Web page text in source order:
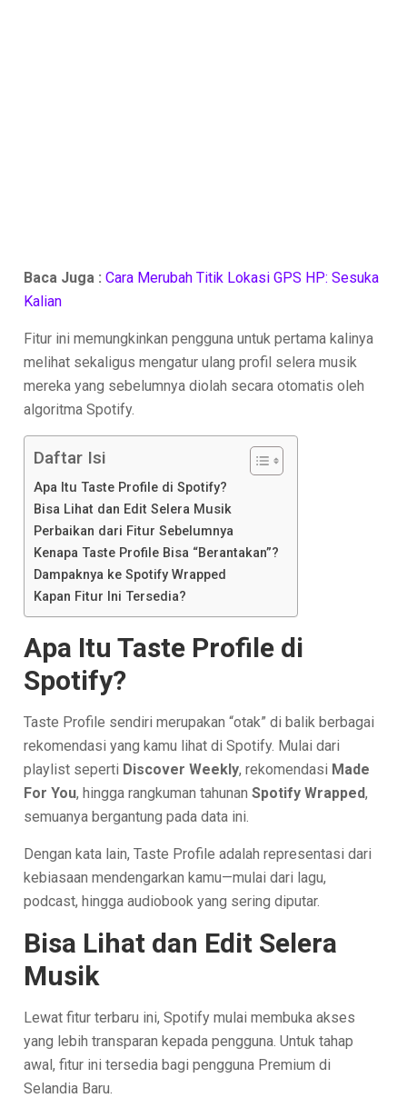
Baca Juga :Cara Merubah Titik Lokasi GPS HP: Sesuka
Kalian
Fitur ini memungkinkan pengguna untuk pertama kalinya
melihat sekaligus mengatur ulang profil selera musik
mereka yang sebelumnya diolah secara otomatis oleh
algoritma Spotify.
Daftar Isi
Apa Itu Taste Profile di Spotify?
Bisa Lihat dan Edit Selera Musik
Perbaikan dari Fitur Sebelumnya
Kenapa Taste Profile Bisa “Berantakan”?
Dampaknya ke Spotify Wrapped
Kapan Fitur Ini Tersedia?
Apa Itu Taste Profile di
Spotify?
Taste Profile sendiri merupakan “otak” di balik berbagai
rekomendasi yang kamu lihat di Spotify. Mulai dari
playlist seperti Discover Weekly, rekomendasi Made
For You, hingga rangkuman tahunanSpotify Wrapped,
semuanya bergantung pada data ini.
Dengan kata lain, Taste Profile adalah representasi dari
kebiasaan mendengarkan kamu—mulai dari lagu,
podcast, hingga audiobook yang sering diputar.
Bisa Lihat dan Edit Selera
Musik
Lewat fitur terbaru ini, Spotify mulai membuka akses
yang lebih transparan kepada pengguna. Untuk tahap
awal, fitur ini tersedia bagi pengguna Premium di
Selandia Baru.